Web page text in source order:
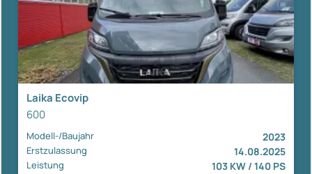
Laika Ecovip
600
Modell-/Baujahr 2023
Erstzulassung 14.08.2025
Leistung 103 KW / 140 PS